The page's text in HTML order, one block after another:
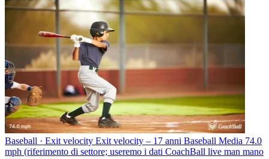
Baseball · Exit velocity Exit velocity – 17 anni Baseball Media 74.0
mph (riferimento di settore; useremo i dati CoachBall live man mano